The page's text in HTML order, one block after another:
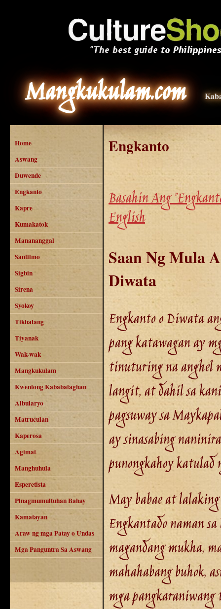
Mangkukulam.com
Home
Aswang
Duwende
Engkanto
Kapre
Kumakatok
Manananggal
Santilmo
Sigbin
Sirena
Syokoy
Tikbalang
Tiyanak
Wak-wak
Mangkukulam
Kwentong Kababalaghan
Albularyo
Matruculan
Kaperosa
Agimat
Manghuhula
Esperetista
Pinagmumultuhan Bahay
Kamatayan
Araw ng mga Patay o Undas
Mga Panguntra Sa Aswang
Engkanto
Basahin Ang
English
Saan Ng Mula
Diwata
Engkanto o Diwata
pang katawagan ay
tinuturing na anghel
langit, at dahil sa
pagsuway sa
ay sinasabing
punongkahoy katulad
May babae at
Engkantado naman
magandang mukha,
mahahabang buhok,
mga pangkaraniwang